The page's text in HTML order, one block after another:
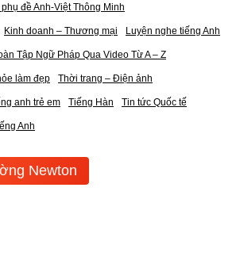
đề Anh-Việt Thông Minh
Kinh doanh – Thương mại Luyện nghe tiếng Anh
Tập Ngữ Pháp Qua Video Từ A – Z
làm đẹp Thời trang – Điện ảnh
anh trẻ em Tiếng Hàn Tin tức Quốc tế
Anh
Newton